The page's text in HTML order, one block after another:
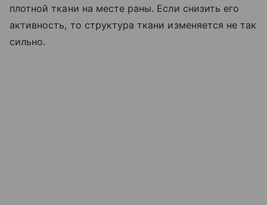
плотной ткани на месте раны. Если снизить его
активность, то структура ткани изменяется не так
сильно.